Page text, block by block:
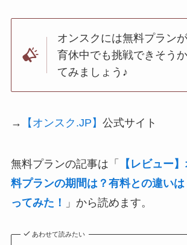
オンスクには無料プラン
育休中でも挑戦できそう
てみましょう♪
→ 【オンスク.JP】 公式サイト
無料プランの記事は「
【レビュー
料プランの期間は？有料との違い
ってみた！
」から読めます。
あわせて読みたい